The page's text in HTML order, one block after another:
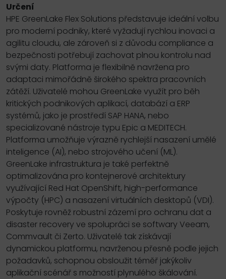
Určení
HPE GreenLake Flex Solutions představuje ideální volbu
pro moderní podniky, které vyžadují rychlou inovaci a
agilitu cloudu, ale zároveň si z důvodu compliance a
bezpečnosti potřebují zachovat plnou kontrolu nad
svými daty. Platforma je flexibilně navržena pro
adaptaci mimořádně širokého spektra pracovních
zátěží. Uživatelé mohou GreenLake využít pro běh
kritických podnikových aplikací, databází a ERP
systémů, jako je prostředí SAP HANA, nebo
specializované nástroje typu Epic a MEDITECH.
Platforma umožňuje výrazně rychlejší nasazení umělé
inteligence (AI), nebo strojového učení (ML).
GreenLake infrastruktura je také perfektně
optimalizována pro kontejnerové architektury
využívající Red Hat OpenShift, high-performance
výpočty (HPC) a nasazení virtuálních desktopů (VDI).
Poskytuje rovněž robustní zázemí pro ochranu dat a
disaster recovery ve spolupráci se softwary Veeam,
Commvault či Zerto. Uživatelé tak získávají
dynamickou platformu, navrženou přesně podle jejich
požadavků, schopnou obsloužit téměř jakýkoliv
aplikační scénář s možností plynulého škálování.